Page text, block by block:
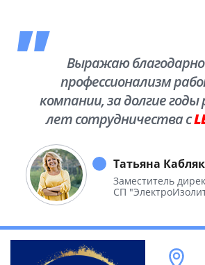
Выражаю
профессионализм
компании, за долгие
лет сотрудничества с
необъятной
Татьяна
Заместитель
СП